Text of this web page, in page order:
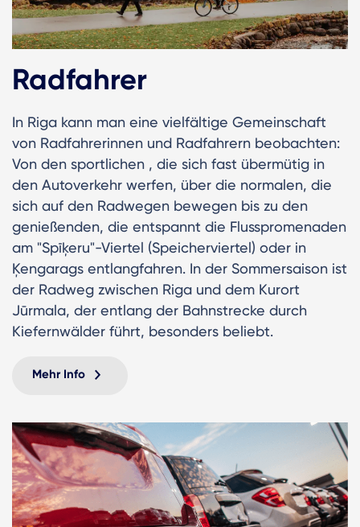
Radfahrer
In Riga kann man eine vielfältige Gemeinschaft
von Radfahrerinnen und Radfahrern beobachten:
Von den sportlichen , die sich fast übermütig in
den Autoverkehr werfen, über die normalen, die
sich auf den Radwegen bewegen bis zu den
genießenden, die entspannt die Flusspromenaden
am "Spīķeru"-Viertel (Speicherviertel) oder in
Ķengarags entlangfahren. In der Sommersaison ist
der Radweg zwischen Riga und dem Kurort
Jūrmala, der entlang der Bahnstrecke durch
Kiefernwälder führt, besonders beliebt.
Mehr Info